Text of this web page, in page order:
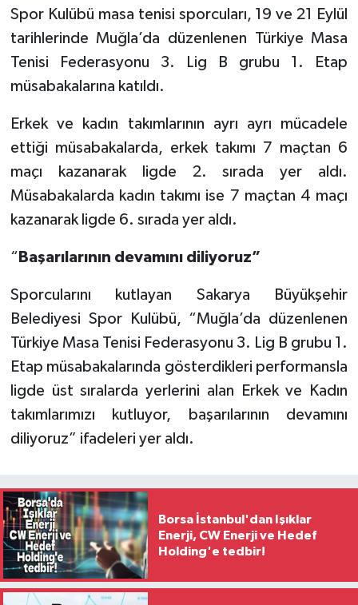
Spor Kulübü masa tenisi sporcuları, 19 ve 21 Eylül
tarihlerinde Muğla’da düzenlenen Türkiye Masa
Tenisi Federasyonu 3. Lig B grubu 1. Etap
müsabakalarına katıldı.
Erkek ve kadın takımlarının ayrı ayrı mücadele
ettiği müsabakalarda, erkek takımı 7 maçtan 6
maçı kazanarak ligde 2. sırada yer aldı.
Müsabakalarda kadın takımı ise 7 maçtan 4 maçı
kazanarak ligde 6. sırada yer aldı.
“ Başarılarının devamını diliyoruz”
Sporcularını kutlayan Sakarya Büyükşehir
Belediyesi Spor Kulübü, “Muğla’da düzenlenen
Türkiye Masa Tenisi Federasyonu 3. Lig B grubu 1.
Etap müsabakalarında gösterdikleri performansla
ligde üst sıralarda yerlerini alan Erkek ve Kadın
takımlarımızı kutluyor, başarılarının devamını
diliyoruz” ifadeleri yer aldı.
Borsa İstanbul'dan Işıklar
Enerji, CW Enerji ve Hedef
Holding'e tedbir!